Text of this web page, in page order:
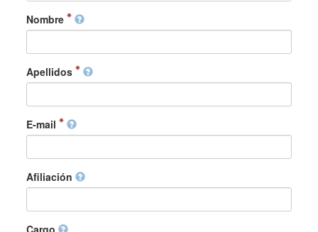
Nombre
Apellidos
E-mail
Afiliación
Cargo